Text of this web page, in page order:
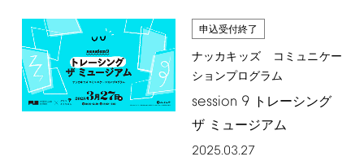
申込受付終了
ナッカキッズ コミュニケー
ションプログラム
session 9トレーシング
ザ ミュージアム
2025.03.27